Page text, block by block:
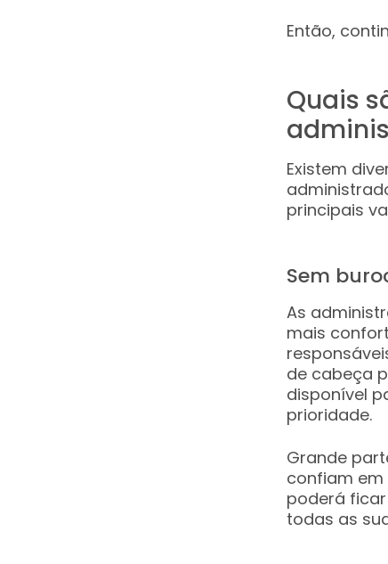
Então,
Quais
Existem
principais
Sem
As
mais
de cabeça
disponível
prioridade.
Grande
confiam
poderá
todas as